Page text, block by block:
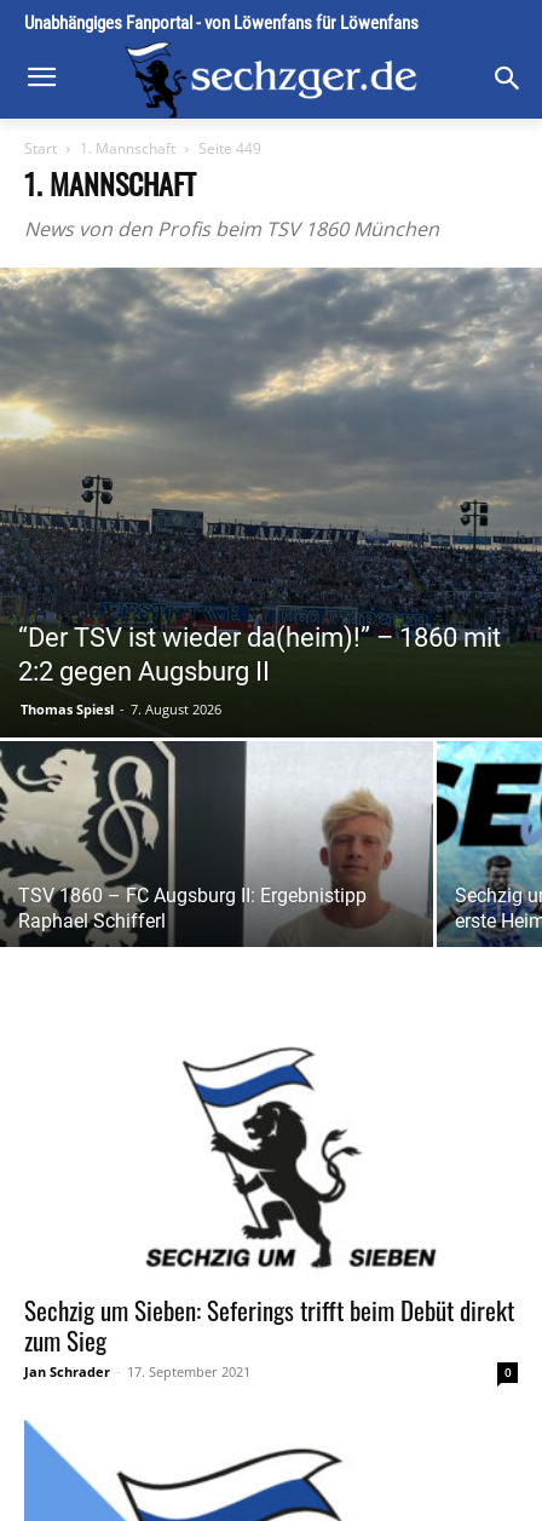
Unabhängiges Fanportal - von Löwenfans für Löwenfans
Start 1. Mannschaft Seite 449
1. MANNSCHAFT
News von den Profis beim TSV 1860 München
“Der TSV ist wieder da(heim)!” – 1860 mit
2:2 gegen Augsburg II
Thomas Spiesl - 7. August 2026
TSV 1860 – FC Augsburg II: Ergebnistipp
Raphael Schifferl
Sechzig
erste
Sechzig um Sieben: Seferings trifft beim Debüt direkt
zum Sieg
Jan Schrader - 17. September 2021 0